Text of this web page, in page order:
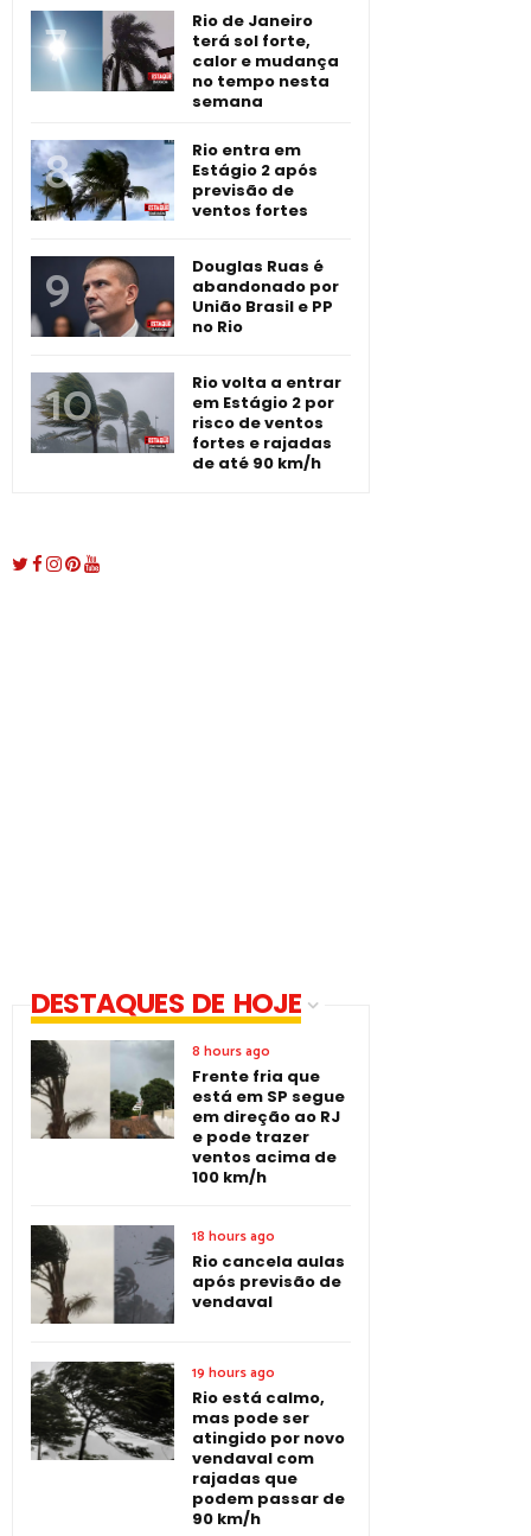
Rio de Janeiro
terá sol forte,
calor e mudança
no tempo nesta
semana
Rio entra em
Estágio 2 após
previsão de
ventos fortes
Douglas Ruas é
abandonado por
União Brasil e PP
no Rio
Rio volta a entrar
em Estágio 2 por
risco de ventos
fortes e rajadas
de até 90 km/h
DESTAQUES DE HOJE
8 hours ago
Frente fria que
está em SP segue
em direção ao RJ
e pode trazer
ventos acima de
100 km/h
18 hours ago
Rio cancela aulas
após previsão de
vendaval
19 hours ago
Rio está calmo,
mas pode ser
atingido por novo
vendaval com
rajadas que
podem passar de
90 km/h